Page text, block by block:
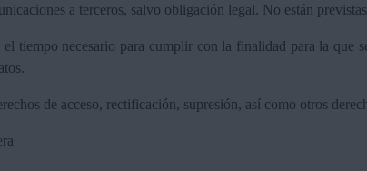
a terceros, salvo obligación legal. No están
el tiempo necesario para cumplir con la finalidad para la
de acceso, rectificación, supresión, así como otros